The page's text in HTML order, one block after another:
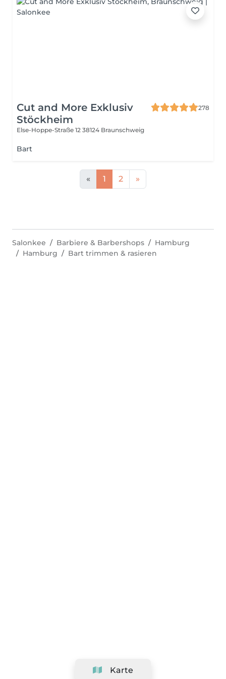
Cut and More Exklusiv
Stöckheim
278
Else-Hoppe-Straße 12 38124 Braunschweig
Bart
« 1 2 »
Karte
Salonkee Barbiere & Barbershops
Hamburg
Hamburg
Bart trimmen & rasieren